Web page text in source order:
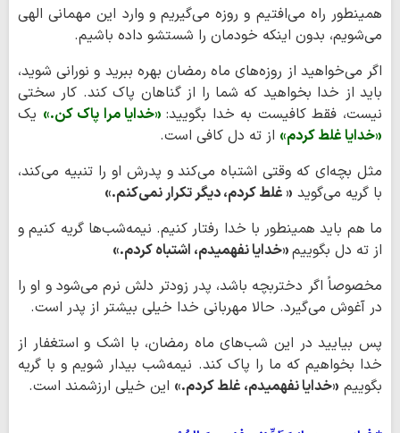
همینطور راه می‌افتیم و روزه می‌گیریم و وارد این مهمانی الهی
می‌شویم، بدون اینکه خودمان را شستشو داده باشیم.
اگر می‌خواهید از روزه‌های ماه رمضان بهره ببرید و نورانی شوید،
باید از خدا بخواهید که شما را از گناهان پاک کند. کار سختی
نیست، فقط کافیست به خدا بگویید:«خدایا مرا پاک کن.» یک
«خدایا غلط کردم» از ته دل کافی است.
مثل بچه‌ای که وقتی اشتباه می‌کند و پدرش او را تنبیه می‌کند،
با گریه می‌گوید « غلط کردم، دیگر تکرار نمی‌کنم.»
ما هم باید همینطور با خدا رفتار کنیم. نیمه‌شب‌ها گریه کنیم و
از ته دل بگوییم«خدایا نفهمیدم، اشتباه کردم.»
مخصوصاً اگر دختربچه باشد، پدر زودتر دلش نرم می‌شود و او را
در آغوش می‌گیرد. حالا مهربانی خدا خیلی بیشتر از پدر است.
پس بیایید در این شب‌های ماه رمضان، با اشک و استغفار از
خدا بخواهیم که ما را پاک کند. نیمه‌شب بیدار شویم و با گریه
بگوییم «خدایا نفهمیدم، غلط کردم.» این خیلی ارزشمند است.